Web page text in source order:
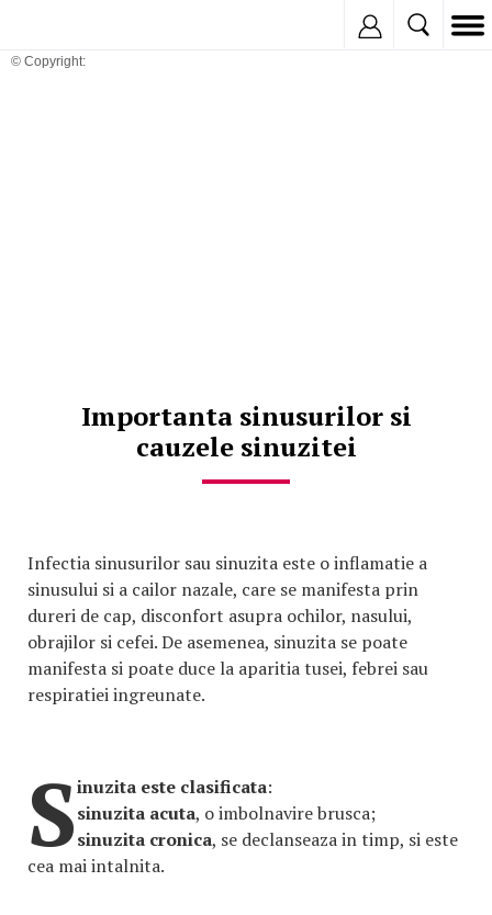
© Copyright:
Importanta sinusurilor si
cauzele sinuzitei
Infectia sinusurilor sau sinuzita este o inflamatie a
sinusului si a cailor nazale, care se manifesta prin
dureri de cap, disconfort asupra ochilor, nasului,
obrajilor si cefei. De asemenea, sinuzita se poate
manifesta si poate duce la aparitia tusei, febrei sau
respiratiei ingreunate.
Sinuzita este clasificata:
sinuzita acuta, o imbolnavire brusca;
sinuzita cronica, se declanseaza in timp, si este
cea mai intalnita.